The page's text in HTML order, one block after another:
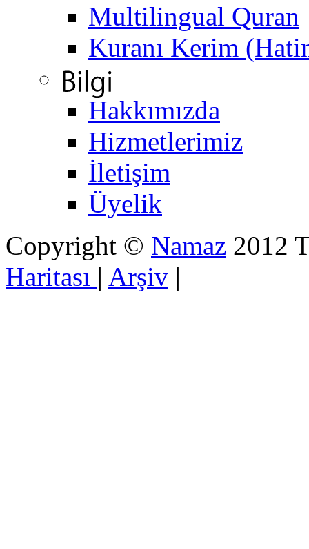
Multilingual Quran
Kuranı Kerim
Hakkımızda
Hizmetlerimiz
İletişim
Üyelik
Copyright © Namaz 2012
Haritası | Arşiv |